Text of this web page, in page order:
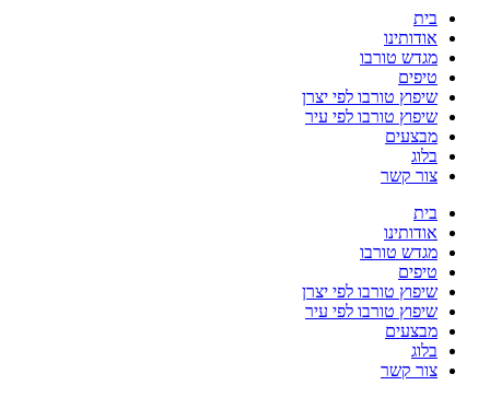
בית
אודותינו
מגדש טורבו
טיפים
שיפוץ טורבו לפי יצרן
שיפוץ טורבו לפי עיר
מבצעים
בלוג
צור קשר
בית
אודותינו
מגדש טורבו
טיפים
שיפוץ טורבו לפי יצרן
שיפוץ טורבו לפי עיר
מבצעים
בלוג
צור קשר